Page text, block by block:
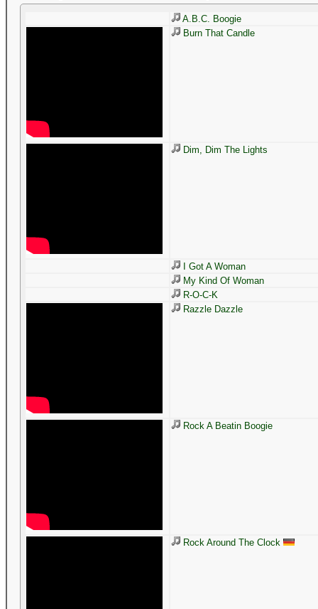
A.B.C. Boogie
Burn That Candle
Dim, Dim The Lights
I Got A Woman
My Kind Of Woman
R-O-C-K
Razzle Dazzle
Rock A Beatin Boogie
Rock Around The Clock